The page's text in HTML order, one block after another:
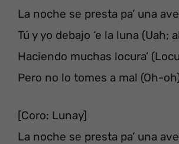
La noche se presta pa’ una
Tú y yo debajo ‘e la luna (Uah;
Haciendo muchas locura’
Pero no lo tomes a mal (Oh-
[Coro: Lunay]
La noche se presta pa’ una